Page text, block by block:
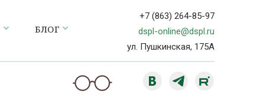
БЛОГ
+7 (863) 264-85-97
dspl-online@dspl.ru
ул. Пушкинская, 175А